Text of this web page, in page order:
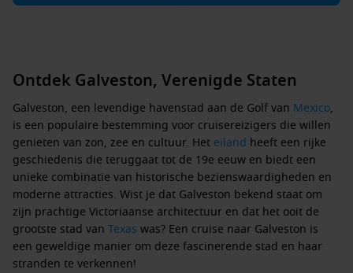
Ontdek Galveston, Verenigde Staten
Galveston, een levendige havenstad aan de Golf van Mexico,
is een populaire bestemming voor cruisereizigers die willen
genieten van zon, zee en cultuur. Het eiland heeft een rijke
geschiedenis die teruggaat tot de 19e eeuw en biedt een
unieke combinatie van historische bezienswaardigheden en
moderne attracties. Wist je dat Galveston bekend staat om
zijn prachtige Victoriaanse architectuur en dat het ooit de
grootste stad van Texas was? Een cruise naar Galveston is
een geweldige manier om deze fascinerende stad en haar
stranden te verkennen!